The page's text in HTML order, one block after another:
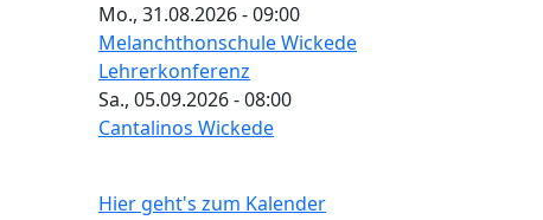
Mo., 31.08.2026 - 09:00
Melanchthonschule Wickede
Lehrerkonferenz
Sa., 05.09.2026 - 08:00
Cantalinos Wickede
Hier geht's zum Kalender